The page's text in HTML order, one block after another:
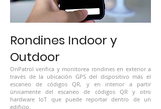
Rondines Indoor y
Outdoor
OnPatrol verifica y monitorea rondines en exterior a
través de la ubicación GPS del dispositivo más el
escaneo de códigos QR, y en interior a partir
únicamente del escaneo de códigos QR y otro
hardware IoT que puede reportar dentro de un
edificio.